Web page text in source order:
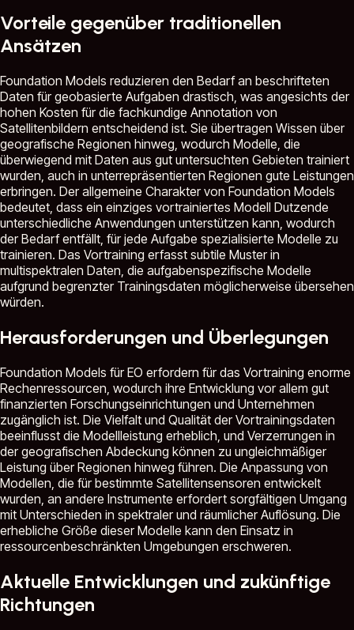
Vorteile gegenüber traditionellen
Ansätzen
Foundation Models reduzieren den Bedarf an beschrifteten
Daten für geobasierte Aufgaben drastisch, was angesichts der
hohen Kosten für die fachkundige Annotation von
Satellitenbildern entscheidend ist. Sie übertragen Wissen über
geografische Regionen hinweg, wodurch Modelle, die
überwiegend mit Daten aus gut untersuchten Gebieten trainiert
wurden, auch in unterrepräsentierten Regionen gute Leistungen
erbringen. Der allgemeine Charakter von Foundation Models
bedeutet, dass ein einziges vortrainiertes Modell Dutzende
unterschiedliche Anwendungen unterstützen kann, wodurch
der Bedarf entfällt, für jede Aufgabe spezialisierte Modelle zu
trainieren. Das Vortraining erfasst subtile Muster in
multispektralen Daten, die aufgabenspezifische Modelle
aufgrund begrenzter Trainingsdaten möglicherweise übersehen
würden.
Herausforderungen und Überlegungen
Foundation Models für EO erfordern für das Vortraining enorme
Rechenressourcen, wodurch ihre Entwicklung vor allem gut
finanzierten Forschungseinrichtungen und Unternehmen
zugänglich ist. Die Vielfalt und Qualität der Vortrainingsdaten
beeinflusst die Modellleistung erheblich, und Verzerrungen in
der geografischen Abdeckung können zu ungleichmäßiger
Leistung über Regionen hinweg führen. Die Anpassung von
Modellen, die für bestimmte Satellitensensoren entwickelt
wurden, an andere Instrumente erfordert sorgfältigen Umgang
mit Unterschieden in spektraler und räumlicher Auflösung. Die
erhebliche Größe dieser Modelle kann den Einsatz in
ressourcenbeschränkten Umgebungen erschweren.
Aktuelle Entwicklungen und zukünftige
Richtungen